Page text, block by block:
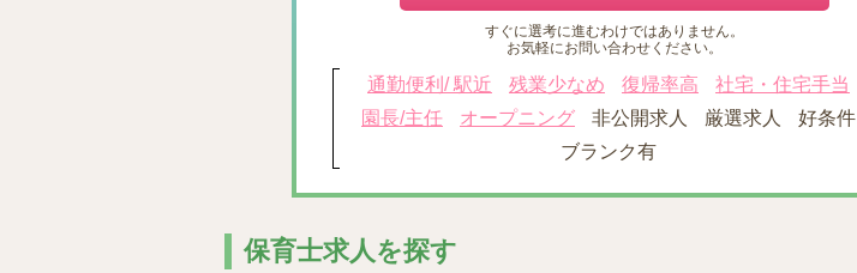
すぐに選考に進むわけではありません。
お気軽にお問い合わせください。
通勤便利/ 駅近 残業少なめ 復帰率高
社宅・住宅手当
園長/主任
オープニング 非公開求人 厳選求人
好条件
ブランク有
保育士求人を探す